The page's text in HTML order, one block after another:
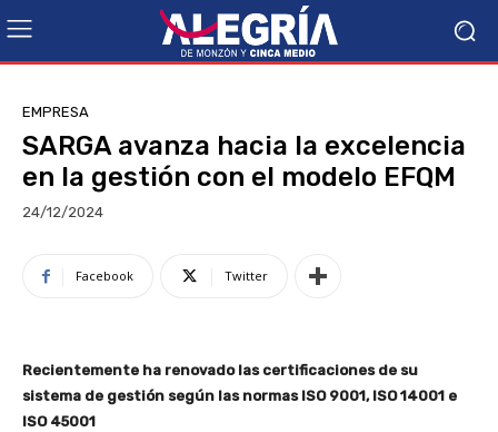
EMPRESA
SARGA avanza hacia la excelencia
en la gestión con el modelo EFQM
24/12/2024
Facebook Twitter
Recientemente ha renovado las certificaciones de su
sistema de gestión según las normas ISO 9001, ISO 14001 e
ISO 45001